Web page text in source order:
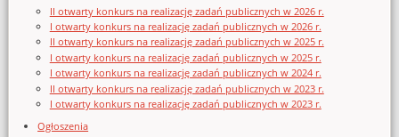
II otwarty konkurs na realizację zadań publicznych w 2026 r.
I otwarty konkurs na realizację zadań publicznych w 2026 r.
II otwarty konkurs na realizację zadań publicznych w 2025 r.
I otwarty konkurs na realizację zadań publicznych w 2025 r.
I otwarty konkurs na realizację zadań publicznych w 2024 r.
II otwarty konkurs na realizację zadań publicznych w 2023 r.
I otwarty konkurs na realizację zadań publicznych w 2023 r.
Ogłoszenia